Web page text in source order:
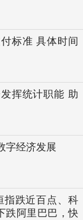
标准 具体时间
挥统计职能 助
字经济发展
指跌近百点、科
跌阿里巴巴，快